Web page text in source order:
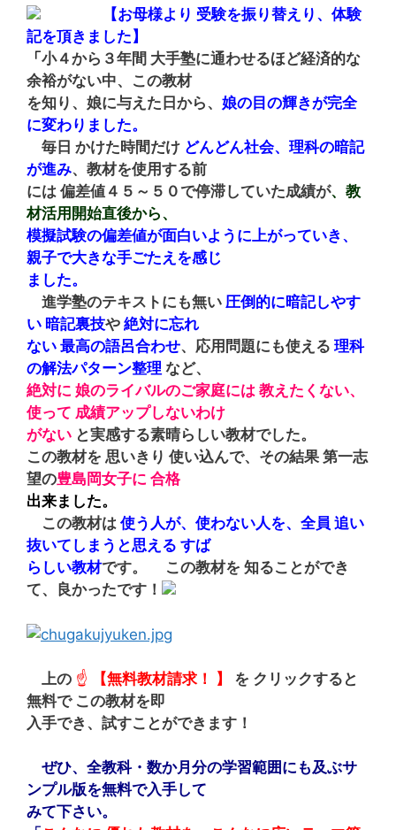
【お母様より 受験を振り替えり、体験
記を頂きました】
「 小４から３年間 大手塾に通わせるほど経済的な
余裕がない中、この教材
を知り、娘に与えた日から、 娘の目の輝きが完全
に変わりました。
毎日 かけた時間だけ どんどん社会、理科の暗記
が進み、教材を使用する前
には 偏差値４５～５０で停滞していた成績が、 教
材活用 開始直後から、
模擬試験の偏差値が面白いように上がっていき、
親子で大きな手ごたえを感じ
ました。
進学塾のテキストにも無い 圧倒的に暗記しやす
い 暗記裏技や 絶対に忘れ
ない 最高の語呂合わせ、応用問題にも使える 理科
の解法パターン整理 など、
絶対に 娘のライバルのご家庭には 教えたくない、
使って 成績アップしないわけ
がない と実感する素晴らしい教材でした。
この教材を 思いきり 使い込んで、その結果 第一志
望の豊島岡女子に 合格
出来ました。
この教材は 使う人が、使わない人を、全員 追い
抜いて しまうと思える すば
らしい教材です。 この教材を 知ることができ
て、良かったです！
上の ☝ 【無料教材請求！ 】
を クリックすると
無料で この教材を即
入手でき、試すことができます！
ぜひ、全教科・数か月分の学習範囲にも及ぶサ
ンプル版を無料で入手して
みて下さい。